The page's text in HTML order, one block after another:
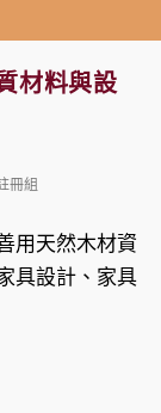
材料與設
冊組
用天然木材資
具設計、家具